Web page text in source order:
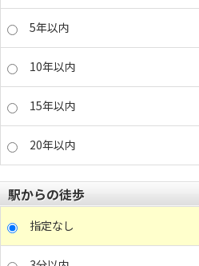
5年以内
10年以内
15年以内
20年以内
駅からの徒歩
指定なし